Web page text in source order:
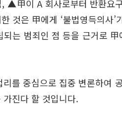
공유하기
▲甲이 A 회사로부터 반환요
것은 甲에게 ‘불법영득의
는 범죄인 점 등을 근거로
를 중심으로 집중 변론하여
진다 할 것입니다.